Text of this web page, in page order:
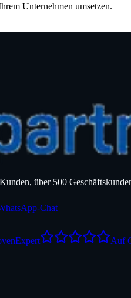
Unternehmen umsetzen.
über 500
Chat
Auf